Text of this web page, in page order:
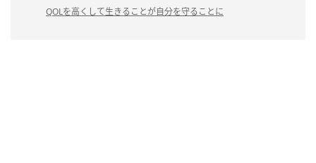
QOLを高くして生きることが自分を守ることに